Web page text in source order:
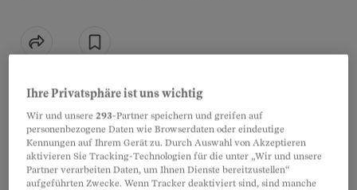
Artikel teilen
Die Untermiete ist eine beliebte Wohnform.
Kein Wunder. Sie bietet viele Vorteile, birgt aber
auch gewisse Gefahren. Wenn Sie Ihre Wohnung
ganz oder auch nur ein Zimmeruntervermieten
Ihre Privatsphäre ist uns wichtig
Wir und unsere293-Partner speichern und greifen auf
personenbezogene Daten wie Browserdaten oder eindeutige
Kennungen auf Ihrem Gerät zu. Durch Auswahl von Akzeptieren
aktivieren Sie Tracking-Technologien für die unter „Wir und unsere
Partner verarbeiten Daten, um Ihnen Dienste bereitzustellen“
aufgeführten Zwecke. Wenn Tracker deaktiviert sind, sind manche